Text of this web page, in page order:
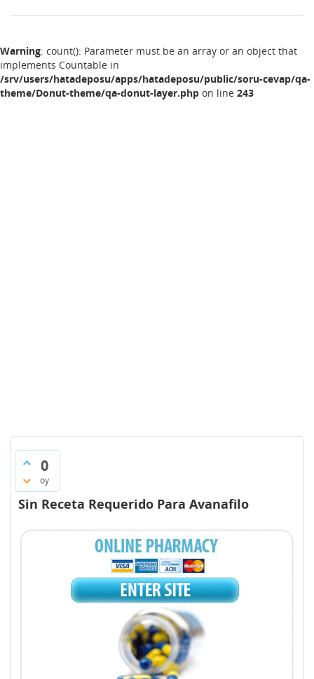
Warning: count(): Parameter must be an array or an object that
implements Countable in
/srv/users/hatadeposu/apps/hatadeposu/public/soru-cevap/qa-
theme/Donut-theme/qa-donut-layer.php on line 243
0
oy
Sin Receta Requerido Para Avanafilo